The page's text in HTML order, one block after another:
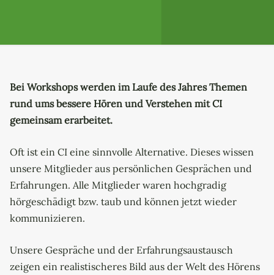
Bei Workshops werden im Laufe des Jahres Themen
rund ums bessere Hören und Verstehen mit CI
gemeinsam erarbeitet.
Oft ist ein CI eine sinnvolle Alternative. Dieses wissen
unsere Mitglieder aus persönlichen Gesprächen und
Erfahrungen. Alle Mitglieder waren hochgradig
hörgeschädigt bzw. taub und können jetzt wieder
kommunizieren.
Unsere Gespräche und der Erfahrungsaustausch
zeigen ein realistischeres Bild aus der Welt des Hörens